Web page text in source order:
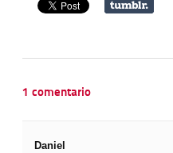
1 comentario
Daniel